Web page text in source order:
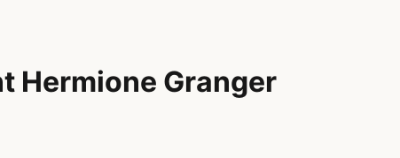
Hermione Granger